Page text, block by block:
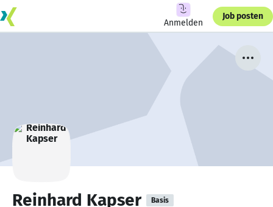
Anmelden
Job posten
Reinhard Kapser Basis